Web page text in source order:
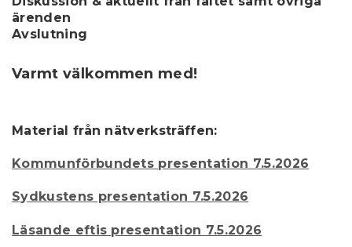
ärenden
Avslutning
Varmt välkommen med!
Material från nätverksträffen:
Kommunförbundets presentation 7.5.2026
Sydkustens presentation 7.5.2026
Läsande eftis presentation 7.5.2026